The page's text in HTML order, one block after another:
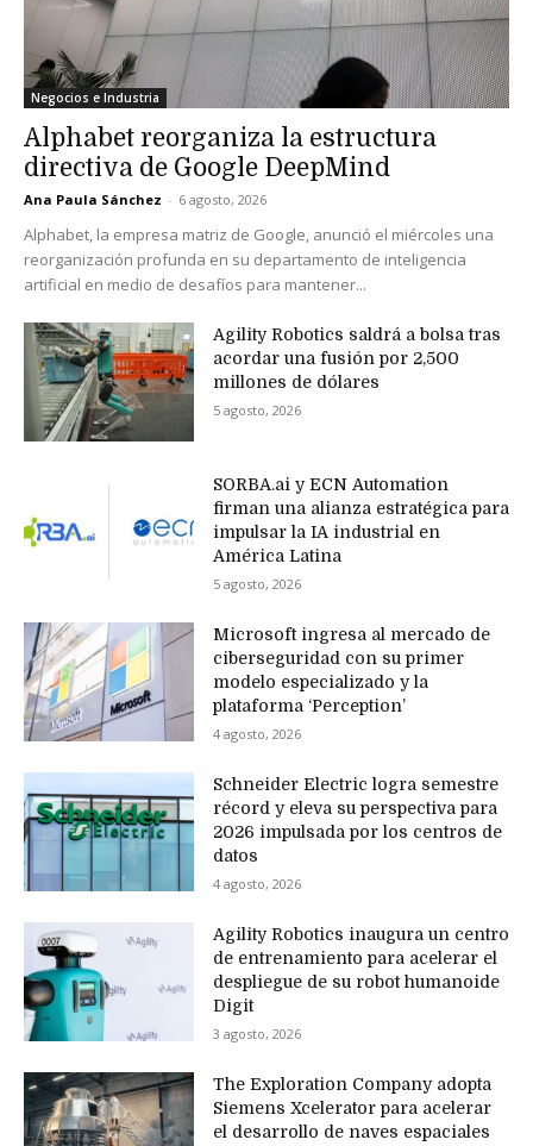
Negocios e Industria
Alphabet reorganiza la estructura
directiva de Google DeepMind
Ana Paula Sánchez - 6 agosto, 2026
Alphabet, la empresa matriz de Google, anunció el miércoles una
reorganización profunda en su departamento de inteligencia
artificial en medio de desafíos para mantener...
Agility Robotics saldrá a bolsa tras
acordar una fusión por 2,500
millones de dólares
5 agosto, 2026
SORBA.ai y ECN Automation
firman una alianza estratégica para
impulsar la IA industrial en
América Latina
5 agosto, 2026
Microsoft ingresa al mercado de
ciberseguridad con su primer
modelo especializado y la
plataforma ‘Perception’
4 agosto, 2026
Schneider Electric logra semestre
récord y eleva su perspectiva para
2026 impulsada por los centros de
datos
4 agosto, 2026
Agility Robotics inaugura un centro
de entrenamiento para acelerar el
despliegue de su robot humanoide
Digit
3 agosto, 2026
The Exploration Company adopta
Siemens Xcelerator para acelerar
el desarrollo de naves espaciales